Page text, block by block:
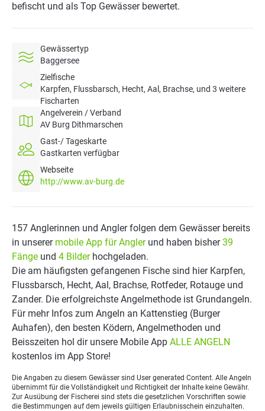
befischt und als Top Gewässer bewertet.
Gewässertyp
Baggersee
Zielfische
Karpfen, Flussbarsch, Hecht, Aal, Brachse, und 3 weitere
Fischarten
Angelverein / Verband
AV Burg Dithmarschen
Gast-/ Tageskarte
Gastkarten verfügbar
Webseite
http://www.av-burg.de
157 Anglerinnen und Angler folgen dem Gewässer bereits
in unserer mobile App für Anglerund haben bisher39
Fänge und 4 Bilderhochgeladen.
Die am häufigsten gefangenen Fische sind hier Karpfen,
Flussbarsch, Hecht, Aal, Brachse, Rotfeder, Rotauge und
Zander. Die erfolgreichste Angelmethode ist Grundangeln.
Für mehr Infos zum Angeln an Kattenstieg (Burger
Auhafen), den besten Ködern, Angelmethoden und
Beisszeiten hol dir unsere Mobile App ALLE ANGELN
kostenlos im App Store!
Die Angaben zu diesem Gewässer sind User generated Content. Alle Angeln
übernimmt für die Vollständigkeit und Richtigkeit der Inhalte keine Gewähr.
Zur Ausübung der Fischerei sind stets die gesetzlichen Vorschriften sowie
die Bestimmungen auf dem jeweils gültigen Erlaubnisschein einzuhalten.